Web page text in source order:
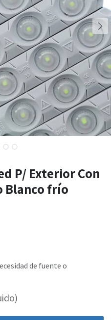
P/ Exterior Con
Blanco frío
de fuente o